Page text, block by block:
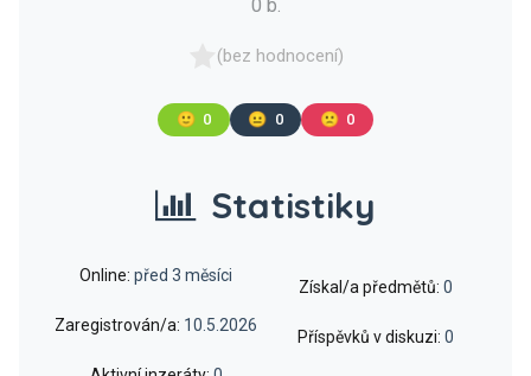
0 b.
(bez hodnocení)
🙂 0 😐 0 🙁 0
Statistiky
Online: před 3 měsíci
Zaregistrován/a: 10.5.2026
Získal/a předmětů: 0
Příspěvků v diskuzi: 0